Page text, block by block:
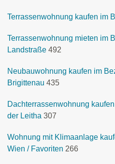
Terrassenwohnung kaufen im
Terrassenwohnung mieten im
Landstraße 492
Neubauwohnung kaufen im
Brigittenau 435
Dachterrassenwohnung
der Leitha 307
Wohnung mit Klimaanlage
Wien / Favoriten 266